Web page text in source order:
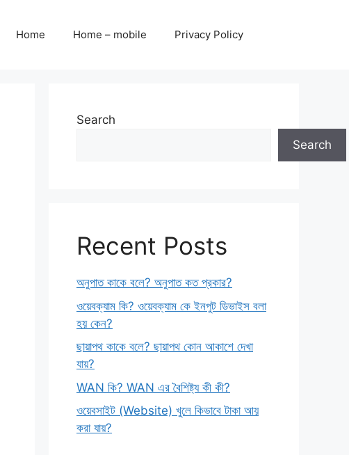
Home Home – mobile Privacy Policy
Search
Search
Recent Posts
অনুপাত কাকে বলে? অনুপাত কত প্রকার?
ওয়েবক্যাম কি? ওয়েবক্যাম কে ইনপুট ডিভাইস বলা
হয় কেন?
ছায়াপথ কাকে বলে? ছায়াপথ কোন আকাশে দেখা
যায়?
WAN কি? WAN এর বৈশিষ্ট্য কী কী?
ওয়েবসাইট (Website) খুলে কিভাবে টাকা আয়
করা যায়?